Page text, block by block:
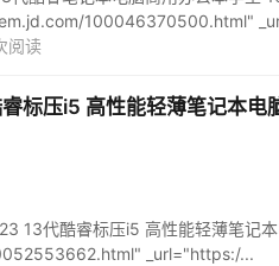
100046370500.html"
阅读
标压i5 高性能轻薄笔记本
13代酷睿标压i5 高性能轻薄笔
_url="https:/...